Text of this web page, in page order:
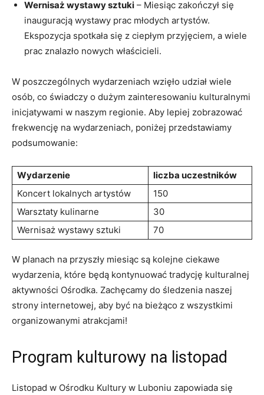
Wernisaż wystawy sztuki – Miesiąc zakończył się
inauguracją wystawy prac młodych artystów.
Ekspozycja spotkała się z ciepłym przyjęciem, a wiele
prac znalazło nowych właścicieli.
W poszczególnych wydarzeniach wzięło udział wiele
osób, co świadczy o dużym zainteresowaniu kulturalnymi
inicjatywami w naszym regionie. Aby lepiej zobrazować
frekwencję na wydarzeniach, poniżej przedstawiamy
podsumowanie:
Wydarzenie
liczba uczestników
Koncert lokalnych artystów
150
Warsztaty kulinarne
30
Wernisaż wystawy sztuki
70
W planach na przyszły miesiąc są kolejne ciekawe
wydarzenia, które będą kontynuować tradycję kulturalnej
aktywności Ośrodka. Zachęcamy do śledzenia naszej
strony internetowej, aby być na bieżąco z wszystkimi
organizowanymi atrakcjami!
Program kulturowy na listopad
Listopad w Ośrodku Kultury w Luboniu zapowiada się